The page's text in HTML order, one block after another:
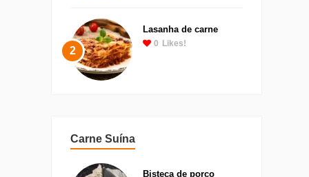
2
Lasanha de carne
0 Likes!
Carne Suína
Bisteca de porco